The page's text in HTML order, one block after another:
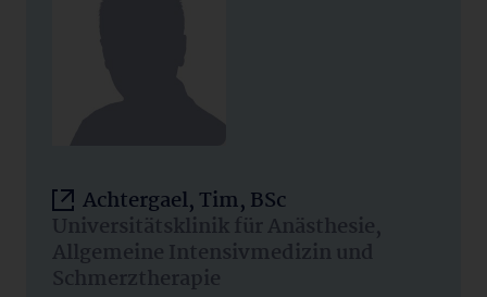
Achtergael, Tim, BSc
Universitätsklinik für Anästhesie,
Allgemeine Intensivmedizin und
Schmerztherapie